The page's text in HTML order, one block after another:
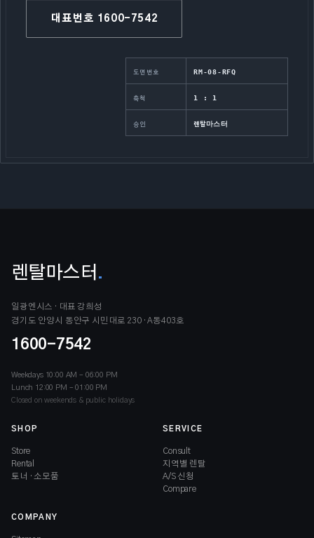
대표번호 1600-7542
도면번호 RM-08-RFQ
축척 1 : 1
승인 렌탈마스터
렌탈마스터 .
일광엔시스 · 대표 강희성
경기도 안양시 동안구 시민대로 230 · A동403호
1600-7542
Weekdays 10:00 AM – 06:00 PM
Lunch 12:00 PM – 01:00 PM
Closed on weekends & public holidays
SHOP
Store
Rental
토너 · 소모품
SERVICE
Consult
지역별 렌탈
A/S 신청
Compare
COMPANY